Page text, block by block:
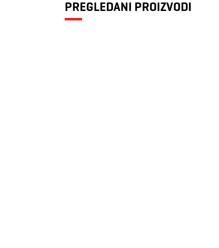
PREGLEDANI PROIZVODI